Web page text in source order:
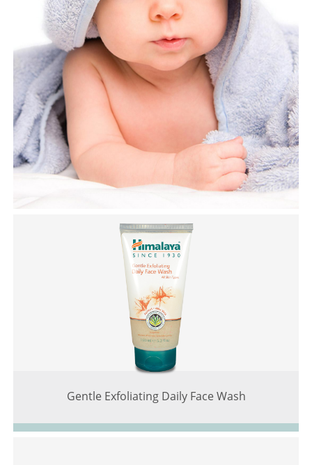
Gentle Exfoliating Daily Face Wash